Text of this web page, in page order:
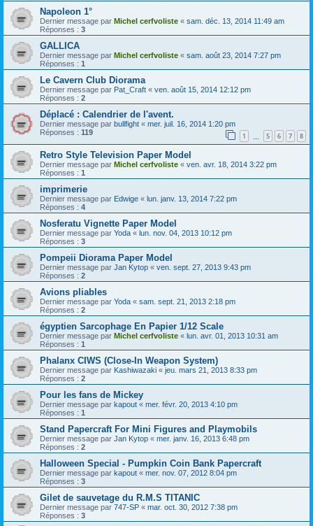
Napoleon 1°
Dernier message par Michel cerfvoliste « sam. déc. 13, 2014 11:49 am
Réponses : 3
GALLICA
Dernier message par Michel cerfvoliste « sam. août 23, 2014 7:27 pm
Réponses : 1
Le Cavern Club Diorama
Dernier message par Pat_Craft « ven. août 15, 2014 12:12 pm
Réponses : 2
Déplacé : Calendrier de l'avent.
Dernier message par bullfight « mer. juil. 16, 2014 1:20 pm
Réponses : 119 1 5 6 7 8
Retro Style Television Paper Model
Dernier message par Michel cerfvoliste « ven. avr. 18, 2014 3:22 pm
Réponses : 1
imprimerie
Dernier message par Edwige « lun. janv. 13, 2014 7:22 pm
Réponses : 4
Nosferatu Vignette Paper Model
Dernier message par Yoda « lun. nov. 04, 2013 10:12 pm
Réponses : 3
Pompeii Diorama Paper Model
Dernier message par Jan Kytop « ven. sept. 27, 2013 9:43 pm
Réponses : 2
Avions pliables
Dernier message par Yoda « sam. sept. 21, 2013 2:18 pm
Réponses : 2
égyptien Sarcophage En Papier 1/12 Scale
Dernier message par Michel cerfvoliste « lun. avr. 01, 2013 10:31 am
Réponses : 1
Phalanx CIWS (Close-In Weapon System)
Dernier message par Kashiwazaki « jeu. mars 21, 2013 8:33 pm
Réponses : 2
Pour les fans de Mickey
Dernier message par kapout « mer. févr. 20, 2013 4:10 pm
Réponses : 1
Stand Papercraft For Mini Figures and Playmobils
Dernier message par Jan Kytop « mer. janv. 16, 2013 6:48 pm
Réponses : 2
Halloween Special - Pumpkin Coin Bank Papercraft
Dernier message par kapout « mer. nov. 07, 2012 8:04 pm
Réponses : 3
Gilet de sauvetage du R.M.S TITANIC
Dernier message par 747-SP « mar. oct. 30, 2012 7:38 pm
Réponses : 3